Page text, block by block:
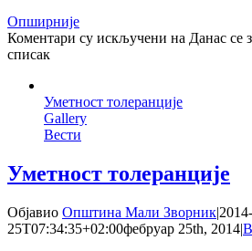
Опширније
Коментари су искључени на Данас се
списак
Уметност толеранције
Gallery
Вести
Уметност толеранције
Објавио Општина Мали Зворник|
25T07:34:35+02:00фебруар 25th, 2014|